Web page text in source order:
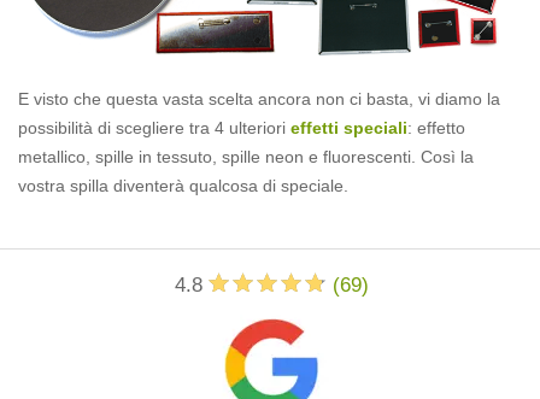
E visto che questa vasta scelta ancora non ci basta, vi diamo la
possibilità di scegliere tra 4 ulteriori effetti speciali: effetto
metallico, spille in tessuto, spille neon e fluorescenti. Così la
vostra spilla diventerà qualcosa di speciale.
4.8 (69)